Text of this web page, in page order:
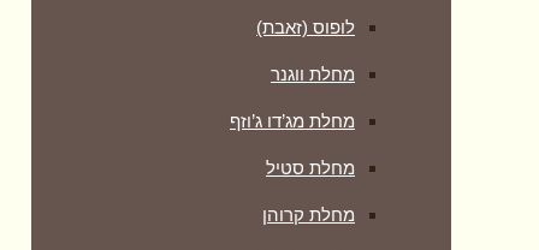
לופוס (זאבת)
מחלת ווגנר
מחלת מג’דו ג’וזף
מחלת סטיל
מחלת קרוהן